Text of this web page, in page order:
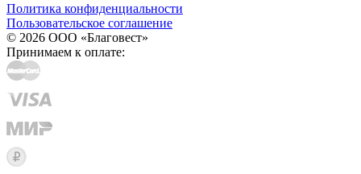
Политика конфиденциальности
Пользовательское соглашение
© 2026 ООО «Благовест»
Принимаем к оплате: